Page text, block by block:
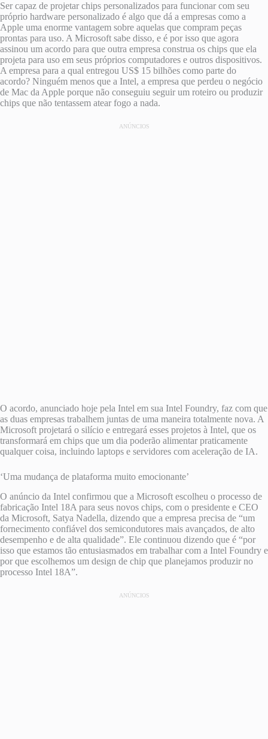
Ser capaz de projetar chips personalizados para funcionar com seu
próprio hardware personalizado é algo que dá a empresas como a
Apple uma enorme vantagem sobre aquelas que compram peças
prontas para uso. A Microsoft sabe disso, e é por isso que agora
assinou um acordo para que outra empresa construa os chips que ela
projeta para uso em seus próprios computadores e outros dispositivos.
A empresa para a qual entregou US$ 15 bilhões como parte do
acordo? Ninguém menos que a Intel, a empresa que perdeu o negócio
de Mac da Apple porque não conseguiu seguir um roteiro ou produzir
chips que não tentassem atear fogo a nada.
ANÚNCIOS
O acordo, anunciado hoje pela Intel em sua Intel Foundry, faz com que
as duas empresas trabalhem juntas de uma maneira totalmente nova. A
Microsoft projetará o silício e entregará esses projetos à Intel, que os
transformará em chips que um dia poderão alimentar praticamente
qualquer coisa, incluindo laptops e servidores com aceleração de IA.
‘Uma mudança de plataforma muito emocionante’
O anúncio da Intel confirmou que a Microsoft escolheu o processo de
fabricação Intel 18A para seus novos chips, com o presidente e CEO
da Microsoft, Satya Nadella, dizendo que a empresa precisa de “um
fornecimento confiável dos semicondutores mais avançados, de alto
desempenho e de alta qualidade”. Ele continuou dizendo que é “por
isso que estamos tão entusiasmados em trabalhar com a Intel Foundry e
por que escolhemos um design de chip que planejamos produzir no
processo Intel 18A”.
ANÚNCIOS